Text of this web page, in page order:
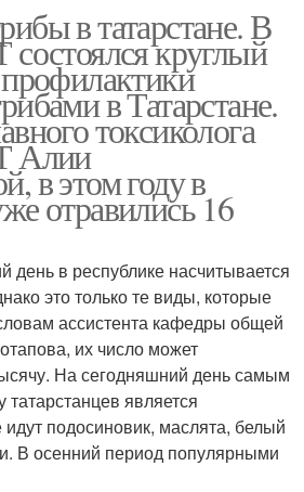
в татарстане. В
состоялся круглый
в Татарстане.
токсиколога
Алии
в этом году в
отравились 16
день в республике насчитывается
это только те виды, которые
ассистента кафедры общей
их число может
На сегодняшний день самым
является
подосиновик, маслята, белый
В осенний период популярными